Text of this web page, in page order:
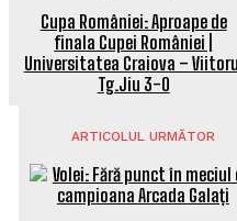
Cupa României: Aproape de
finala Cupei României |
Universitatea Craiova –
Tg.Jiu 3-0
ARTICOLUL URMĂTOR